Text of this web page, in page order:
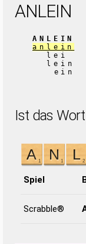
ANLEIN
ANLEIN
anlein
lei
lein
ein
Ist das
Spiel
Scrabble®